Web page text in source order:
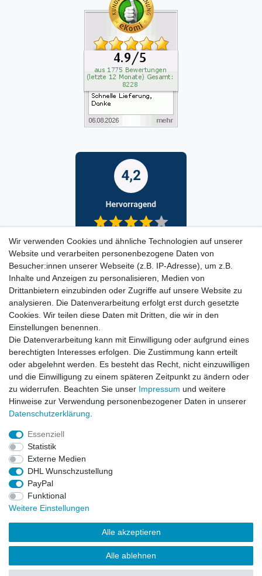
Impressum
Widerrufs­recht
© Copyright 2026 | Alle Rechte vorbehalten.
Wir verwenden Cookies und ähnliche Technologien auf unserer
Website und verarbeiten personenbezogene Daten von
Besucher:innen unserer Webseite (z.B. IP-Adresse), um z.B.
Inhalte und Anzeigen zu personalisieren, Medien von
Drittanbietern einzubinden oder Zugriffe auf unsere Website zu
analysieren. Die Datenverarbeitung erfolgt erst durch gesetzte
Cookies. Wir teilen diese Daten mit Dritten, die wir in den
Einstellungen benennen.
Die Datenverarbeitung kann mit Einwilligung oder aufgrund eines
berechtigten Interesses erfolgen. Die Zustimmung kann erteilt
oder abgelehnt werden. Es besteht das Recht, nicht einzuwilligen
und die Einwilligung zu einem späteren Zeitpunkt zu ändern oder
zu widerrufen. Beachten Sie unser Impressum und weitere
Hinweise zur Verwendung personenbezogener Daten in unserer
Daten­schutz­erklärung
Essenziell
Statistik
Externe Medien
DHL Wunschzustellung
PayPal
Funktional
Weitere Einstellungen
Alle akzeptieren
Alle ablehnen